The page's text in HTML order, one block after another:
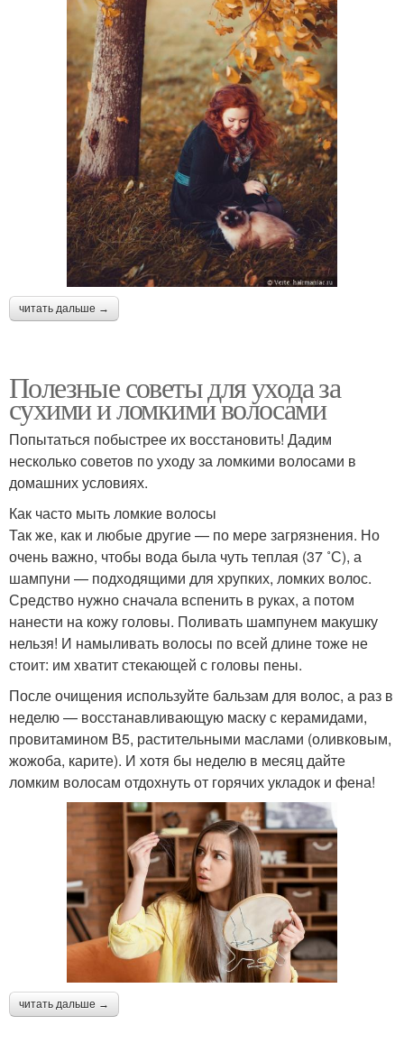
читать дальше →
Полезные советы для ухода за
сухими и ломкими волосами
Попытаться побыстрее их восстановить! Дадим
несколько советов по уходу за ломкими волосами в
домашних условиях.
Как часто мыть ломкие волосы
Так же, как и любые другие — по мере загрязнения. Но
очень важно, чтобы вода была чуть теплая (37 ˚С), а
шампуни — подходящими для хрупких, ломких волос.
Средство нужно сначала вспенить в руках, а потом
нанести на кожу головы. Поливать шампунем макушку
нельзя! И намыливать волосы по всей длине тоже не
стоит: им хватит стекающей с головы пены.
После очищения используйте бальзам для волос, а раз в
неделю — восстанавливающую маску с керамидами,
провитамином В5, растительными маслами (оливковым,
жожоба, карите). И хотя бы неделю в месяц дайте
ломким волосам отдохнуть от горячих укладок и фена!
читать дальше →